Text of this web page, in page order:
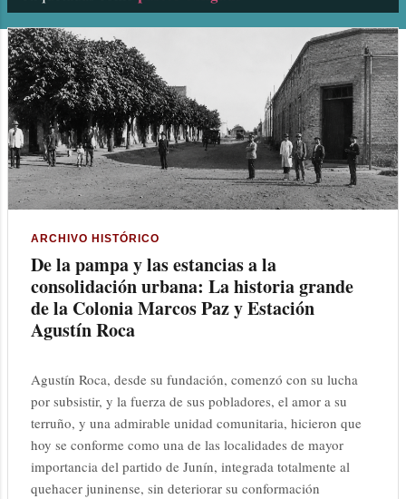
n
t
r
a
d
a
ARCHIVO HISTÓRICO
De la pampa y las estancias a la
consolidación urbana: La historia grande
de la Colonia Marcos Paz y Estación
Agustín Roca
Agustín Roca, desde su fundación, comenzó con su lucha
por subsistir, y la fuerza de sus pobladores, el amor a su
terruño, y una admirable unidad comunitaria, hicieron que
hoy se conforme como una de las localidades de mayor
importancia del partido de Junín, integrada totalmente al
quehacer juninense, sin deteriorar su conformación